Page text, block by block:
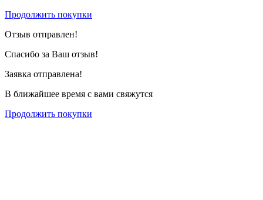
Продолжить покупки
Отзыв отправлен!
Спасибо за Ваш отзыв!
Заявка отправлена!
В ближайшее время с вами свяжутся
Продолжить покупки